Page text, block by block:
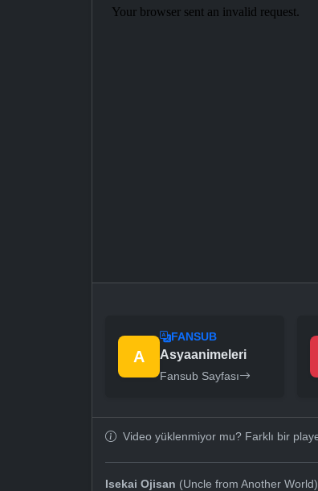
A
FANSUB
Asyaanimeleri
Fansub Sayfası
Video yüklenmiyor mu? Farklı bir
Isekai Ojisan (Uncle from Another